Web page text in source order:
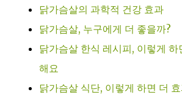
닭가슴살의 과학적 건강 효과
닭가슴살, 누구에게 더 좋을까?
닭가슴살 한식 레시피, 이렇게
해요
닭가슴살 식단, 이렇게 하면 더